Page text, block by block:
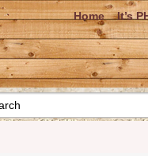
Home It’s